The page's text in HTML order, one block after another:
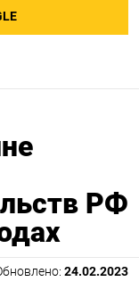
РФ
24.02.2023